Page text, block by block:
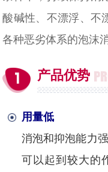
酸碱性、不漂浮、不
各种恶劣体系的泡沫
产品优势
用量低
消泡和抑泡能力
可以起到较大的